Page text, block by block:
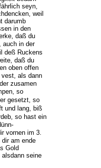
seyn,
weil
darumb
in den
daß du
auch in der
deß Ruckens
daß du
oben offen
als dann
zusamen
so
gesetzt, so
und lang, biß
so hast ein
vornen im 3.
am ende
Gold
seine